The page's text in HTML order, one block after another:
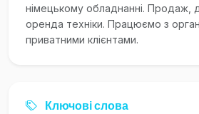
німецькому обладнанні. Продаж,
оренда техніки. Працюємо з
приватними клієнтами.
Ключові слова